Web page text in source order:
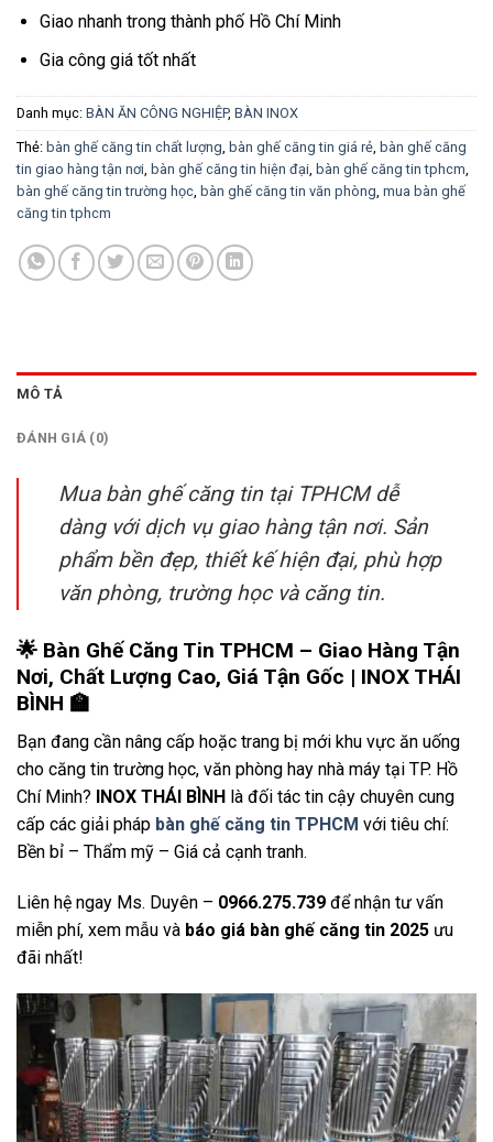
Giao nhanh trong thành phố Hồ Chí Minh
Gia công giá tốt nhất
Danh mục: BÀN ĂN CÔNG NGHIỆP, BÀN INOX
Thẻ: bàn ghế căng tin chất lượng, bàn ghế căng tin giá rẻ, bàn ghế căng
tin giao hàng tận nơi, bàn ghế căng tin hiện đại, bàn ghế căng tin tphcm,
bàn ghế căng tin trường học, bàn ghế căng tin văn phòng, mua bàn ghế
căng tin tphcm
MÔ TẢ
ĐÁNH GIÁ (0)
Mua bàn ghế căng tin tại TPHCM dễ
dàng với dịch vụ giao hàng tận nơi. Sản
phẩm bền đẹp, thiết kế hiện đại, phù hợp
văn phòng, trường học và căng tin.
🌟 Bàn Ghế Căng Tin TPHCM – Giao Hàng Tận
Nơi, Chất Lượng Cao, Giá Tận Gốc | INOX THÁI
BÌNH 🏫
Bạn đang cần nâng cấp hoặc trang bị mới khu vực ăn uống
cho căng tin trường học, văn phòng hay nhà máy tại TP. Hồ
Chí Minh? INOX THÁI BÌNH là đối tác tin cậy chuyên cung
cấp các giải pháp bàn ghế căng tin TPHCM với tiêu chí:
Bền bỉ – Thẩm mỹ – Giá cả cạnh tranh.
Liên hệ ngay Ms. Duyên – 0966.275.739 để nhận tư vấn
miễn phí, xem mẫu và báo giá bàn ghế căng tin 2025 ưu
đãi nhất!